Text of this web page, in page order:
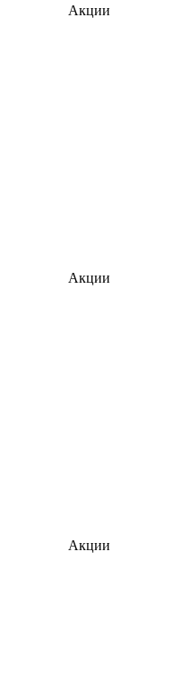
Акции
Акции
Акции